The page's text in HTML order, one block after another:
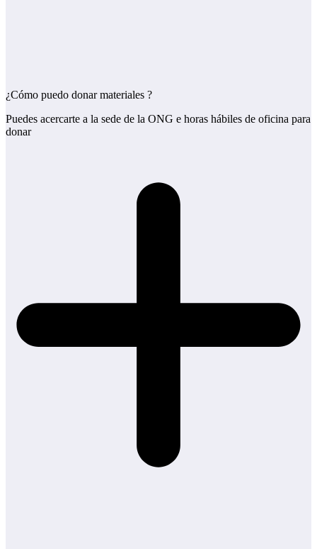
¿Cómo puedo donar materiales ?
Puedes acercarte a la sede de la ONG e horas hábiles de oficina para
donar